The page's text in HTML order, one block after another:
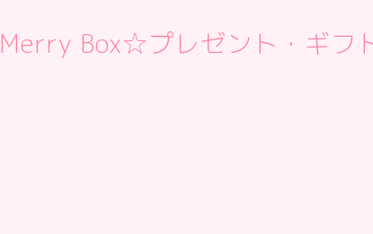
Merry Box☆プレゼント・ギフ